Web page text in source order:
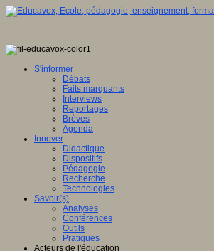
S'informer
Débats
Faits marquants
Interviews
Reportages
Brèves
Agenda
Innover
Didactique
Dispositifs
Pédagogie
Recherche
Technologies
Savoir(s)
Analyses
Conférences
Outils
Pratiques
Acteurs de l'éducation